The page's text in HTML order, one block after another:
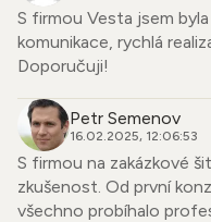
S firmou Vesta jsem
komunikace, rychlá
Doporučuji!
Petr Semenov
16.02.2025, 12:06:53
S firmou na zakázkové
zkušenost. Od první
všechno probíhalo